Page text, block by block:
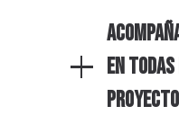
en
proyecto